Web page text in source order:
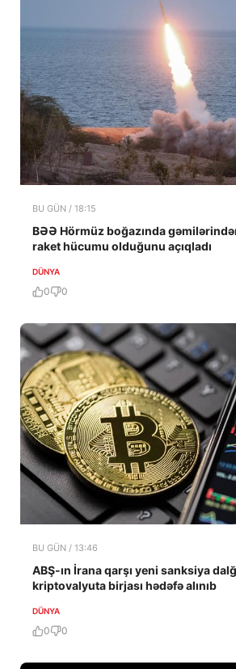
BU GÜN / 18:15
BƏƏ Hörmüz boğazında
raket hücumu olduğunu açıqladı
DÜNYA
0 0
BU GÜN / 13:46
ABŞ-ın İrana qarşı yeni sanksiya
kriptovalyuta birjası hədəfə alınıb
DÜNYA
0 0